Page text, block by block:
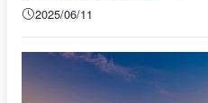
2025/06/11